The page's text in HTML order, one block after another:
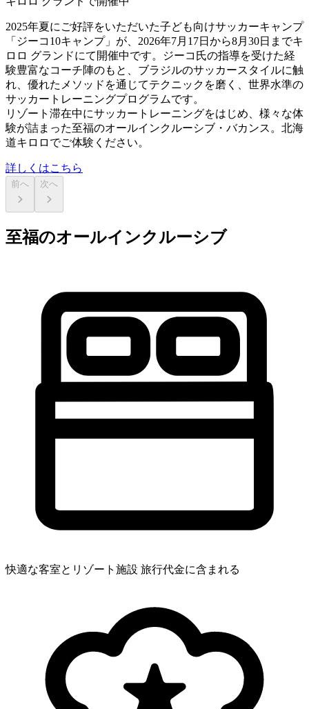
2025年夏にご好評をいただいた子ども向けサッカーキャンプ
「ジーコ10キャンプ」が、2026年7月17日から8月30日までキ
ロロ グランドにて開催中です。ジーコ氏の指導を受けた経
験豊富なコーチ陣のもと、ブラジルのサッカースタイルに触
れ、優れたメソッドを通じてテクニックを磨く、世界水準の
サッカートレーニングプログラムです。
リゾート滞在中にサッカートレーニングをはじめ、様々な体
験が詰まった至福のオールインクルーシブ・バカンス。北海
道キロロでご体験ください。
詳しくはこちら
前へ 次へ
至福のオールインクルーシブ
快適な客室とリゾート施設 旅行代金に含まれる